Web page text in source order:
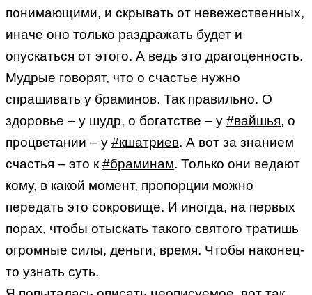
понимающими, и скрывать от невежественных,
иначе оно только раздражать будет и
опускаться от этого. А ведь это драгоценность.
Мудрые говорят, что о счастье нужно
спрашивать у браминов. Так правильно. О
здоровье – у шудр, о богатстве – у #вайшья, о
процветании – у #кшатриев. А вот за знанием
счастья – это к #браминам. Только они ведают
кому, в какой момент, пропорции можно
передать это сокровище. И иногда, на первых
порах, чтобы отыскать такого святого тратишь
огромные силы, деньги, время. Чтобы наконец-
то узнать суть.